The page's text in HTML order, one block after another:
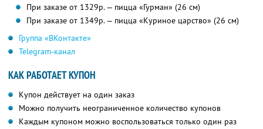
При заказе от 1329р. — пицца «Гурман» (26 см)
При заказе от 1349р. — пицца «Куриное царство» (26 см)
Группа «ВКонтакте»
Telegram-канал
КАК РАБОТАЕТ КУПОН
Купон действует на один заказ
Можно получить неограниченное количество купонов
Каждым купоном можно воспользоваться только один раз